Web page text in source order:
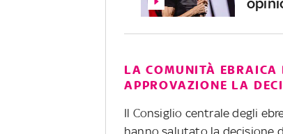
LA COMUNITÀ EBRAICA
APPROVAZIONE LA
Il Consiglio centrale degli
hanno salutato la decisione